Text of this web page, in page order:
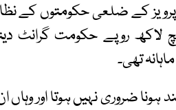
کے ضلعی حکومتوں کے
لاکھ روپے حکومت
تھی۔
ضروری نہیں ہوتا اور وہاں ان